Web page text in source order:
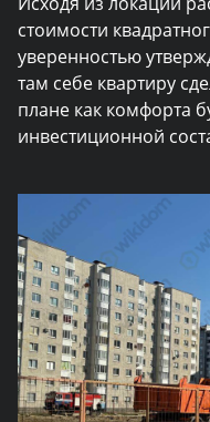
стоимости
уверенностью
там себе квартиру
плане как комфорта
инвестиционной